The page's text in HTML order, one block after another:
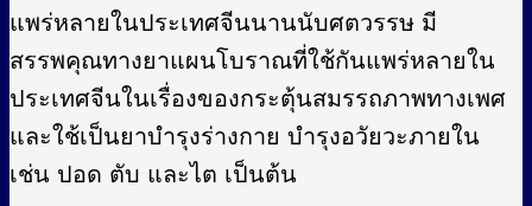
แพร่หลายในประเทศจีนนานนับศตวรรษ มี
สรรพคุณทางยาแผนโบราณที่ใช้กันแพร่หลายใน
ประเทศจีนในเรื่องของกระตุ้นสมรรถภาพทางเพศ
และใช้เป็นยาบำรุงร่างกาย บำรุงอวัยวะภายใน
เช่น ปอด ตับ และไต เป็นต้น